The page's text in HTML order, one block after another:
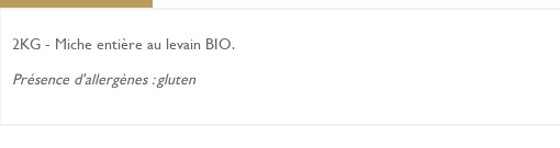
2KG - Miche entière au levain BIO.
Présence d'allergènes : gluten